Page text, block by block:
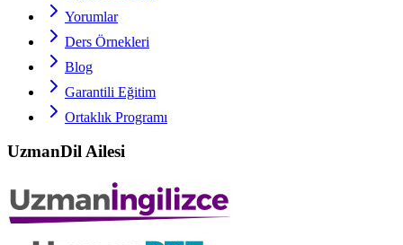
Yorumlar
Ders Örnekleri
Blog
Garantili Eğitim
Ortaklık Programı
UzmanDil Ailesi